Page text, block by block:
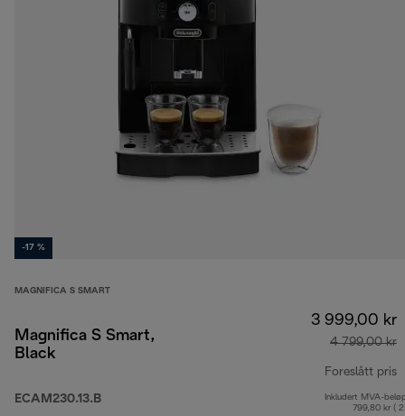
-17 %
MAGNIFICA S SMART
Magnifica S Smart,
Black
ECAM230.13.B
3 999,00 kr
4 799,00 kr
Foreslått pris
Inkludert MVA-
799,80 kr (